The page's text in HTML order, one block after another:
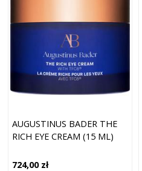
AUGUSTINUS BADER THE
RICH EYE CREAM (15 ML)
724,00 zł